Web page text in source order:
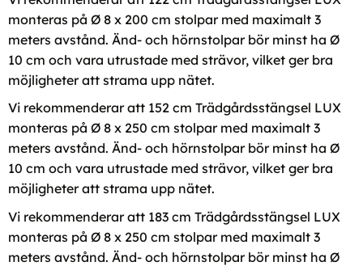
monteras på Ø 8 x 200 cm stolpar med maximalt 3
meters avstånd. Änd- och hörnstolpar bör minst ha Ø
10 cm och vara utrustade med strävor, vilket ger bra
möjligheter att strama upp nätet.
Vi rekommenderar att 152 cm Trädgårdsstängsel LUX
monteras på Ø 8 x 250 cm stolpar med maximalt 3
meters avstånd. Änd- och hörnstolpar bör minst ha Ø
10 cm och vara utrustade med strävor, vilket ger bra
möjligheter att strama upp nätet.
Vi rekommenderar att 183 cm Trädgårdsstängsel LUX
monteras på Ø 8 x 250 cm stolpar med maximalt 3
meters avstånd. Änd- och hörnstolpar bör minst ha Ø